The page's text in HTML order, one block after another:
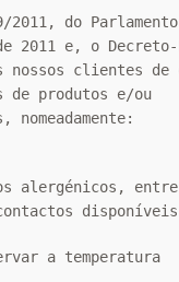
2011, do Parlamento
2011 e, o
nossos clientes de
de produtos e/ou
alergénicos, entre
a temperatura